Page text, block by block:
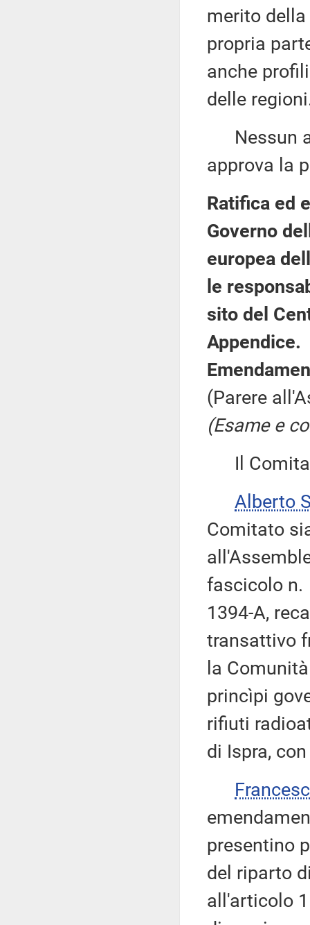
merito
propria
anche
delle
Nessun
approva la
Ratifica ed
Governo
europea
le
sito del
Appendice.
(Parere
(Esame e
Il
Alberto
Comitato
fascicolo n.
1394-A,
transattivo
la
princìpi
rifiuti
di Ispra,
presentino
del riparto
all'articolo